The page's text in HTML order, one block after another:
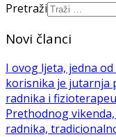
Pretraži
Novi članci
I ovog ljeta, jedna
korisnika je jutarnja
radnika i
Prethodnog
radnika,